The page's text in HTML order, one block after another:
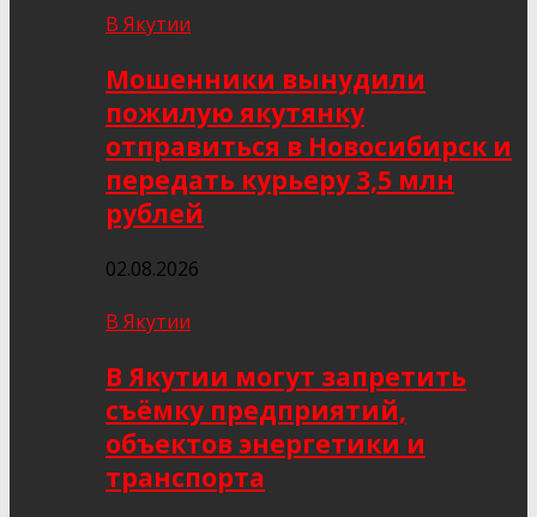
В Якутии
Мошенники вынудили
пожилую якутянку
отправиться в Новосибирск и
передать курьеру 3,5 млн
рублей
02.08.2026
В Якутии
В Якутии могут запретить
съёмку предприятий,
объектов энергетики и
транспорта